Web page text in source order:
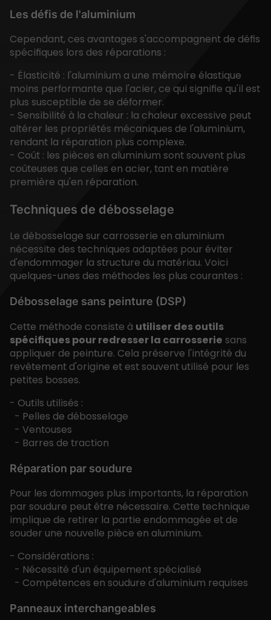
Les défis de l'aluminium
Cependant, ces avantages s'accompagnent de défis
spécifiques lors des réparations :
- Élasticité : l'aluminium a une mémoire élastique
moins performante que l'acier, ce qui signifie qu'il est
plus susceptible de se déformer.
- Sensibilité à la chaleur : la chaleur excessive peut
altérer les propriétés mécaniques de l'aluminium,
rendant la réparation plus complexe.
- Coût : les pièces en aluminium sont souvent plus
coûteuses que celles en acier, tant en matière
première qu'en réparation.
Techniques de débosselage
Le débosselage sur carrosserie en aluminium
nécessite des techniques adaptées pour éviter
d'endommager la structure du matériau. Voici
quelques-unes des méthodes les plus courantes :
Débosselage sans peinture (DSP)
Cette méthode consiste à utiliser des outils
spécifiques pour redresser la carrosserie sans
appliquer de peinture. Cela préserve l'intégrité du
revêtement d'origine et est souvent utilisé pour les
petites bosses.
- Outils utilisés :
- Pelles de débosselage
- Ventouses
- Barres de traction
Réparation par soudure
Pour les dommages plus importants, la réparation
par soudure peut être nécessaire. Cette technique
implique de retirer la partie endommagée et de
souder une nouvelle pièce en aluminium.
- Considérations :
- Nécessité d'un équipement spécialisé
- Compétences en soudure d'aluminium requises
Panneaux interchangeables